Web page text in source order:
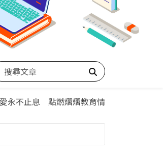
搜尋
永不止息 點燃熠熠教育情